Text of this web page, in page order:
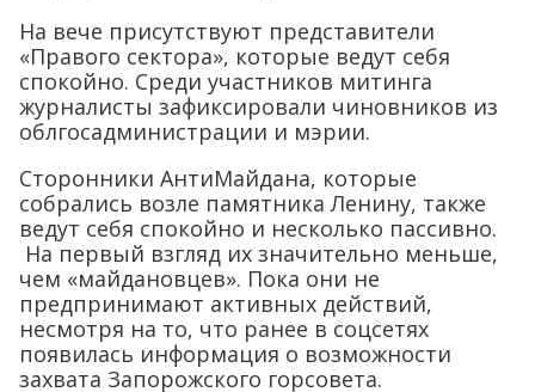
На вече присутствуют представители
«Правого сектора», которые ведут себя
спокойно. Среди участников митинга
журналисты зафиксировали чиновников из
облгосадминистрации и мэрии.
Сторонники АнтиМайдана, которые
собрались возле памятника Ленину, также
ведут себя спокойно и несколько пассивно.
На первый взгляд их значительно меньше,
чем «майдановцев». Пока они не
предпринимают активных действий,
несмотря на то, что ранее в соцсетях
появилась информация о возможности
захвата Запорожского горсовета.